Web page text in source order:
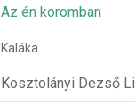
Az én koromban
Kaláka
Kosztolányi Dezső